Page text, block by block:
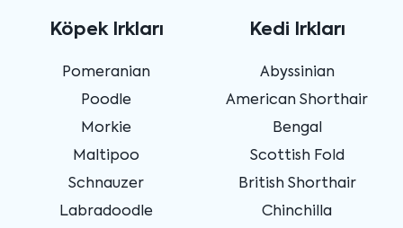
Köpek Irkları
Pomeranian
Poodle
Morkie
Maltipoo
Schnauzer
Labradoodle
Kedi Irkları
Abyssinian
American Shorthair
Bengal
Scottish Fold
British Shorthair
Chinchilla